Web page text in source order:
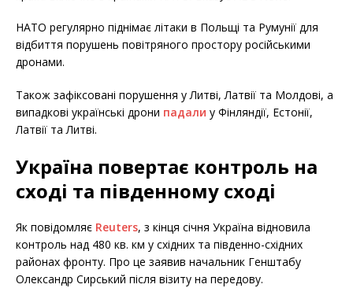
НАТО регулярно піднімає літаки в Польщі та Румунії для
відбиття порушень повітряного простору російськими
дронами.
Також зафіксовані порушення у Литві, Латвії та Молдові, а
випадкові українські дрони падали у Фінляндії, Естонії,
Латвії та Литві.
Україна повертає контроль на
сході та південному сході
Як повідомляє Reuters, з кінця січня Україна відновила
контроль над 480 кв. км у східних та південно-східних
районах фронту. Про це заявив начальник Генштабу
Олександр Сирський після візиту на передову.